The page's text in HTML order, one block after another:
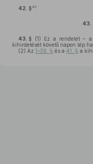
42. §43
43.
43. § (1) Ez a rendelet – a
kihirdetését követő napon lép
(2) Az 1–39. § és a 41. § a